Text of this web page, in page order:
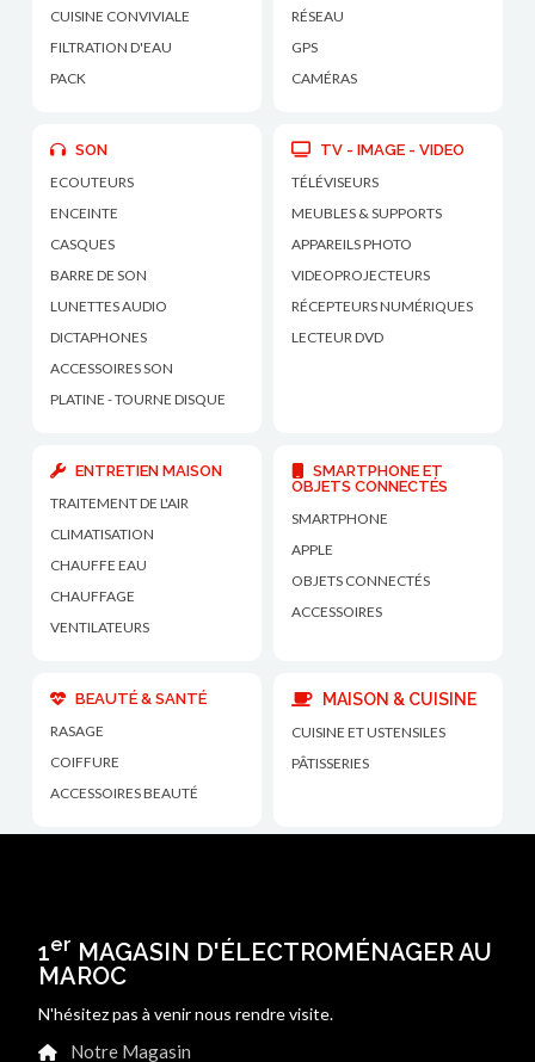
CUISINE CONVIVIALE
FILTRATION D'EAU
PACK
RÉSEAU
GPS
CAMÉRAS
SON
ECOUTEURS
ENCEINTE
CASQUES
BARRE DE SON
LUNETTES AUDIO
DICTAPHONES
ACCESSOIRES SON
PLATINE - TOURNE DISQUE
TV - IMAGE - VIDEO
TÉLÉVISEURS
MEUBLES & SUPPORTS
APPAREILS PHOTO
VIDEOPROJECTEURS
RÉCEPTEURS NUMÉRIQUES
LECTEUR DVD
ENTRETIEN MAISON
TRAITEMENT DE L'AIR
CLIMATISATION
CHAUFFE EAU
CHAUFFAGE
VENTILATEURS
SMARTPHONE ET
OBJETS CONNECTÉS
SMARTPHONE
APPLE
OBJETS CONNECTÉS
ACCESSOIRES
BEAUTÉ & SANTÉ
RASAGE
COIFFURE
ACCESSOIRES BEAUTÉ
MAISON & CUISINE
CUISINE ET USTENSILES
PÂTISSERIES
1er MAGASIN D'ÉLECTROMÉNAGER AU
MAROC
N'hésitez pas à venir nous rendre visite.
Notre Magasin